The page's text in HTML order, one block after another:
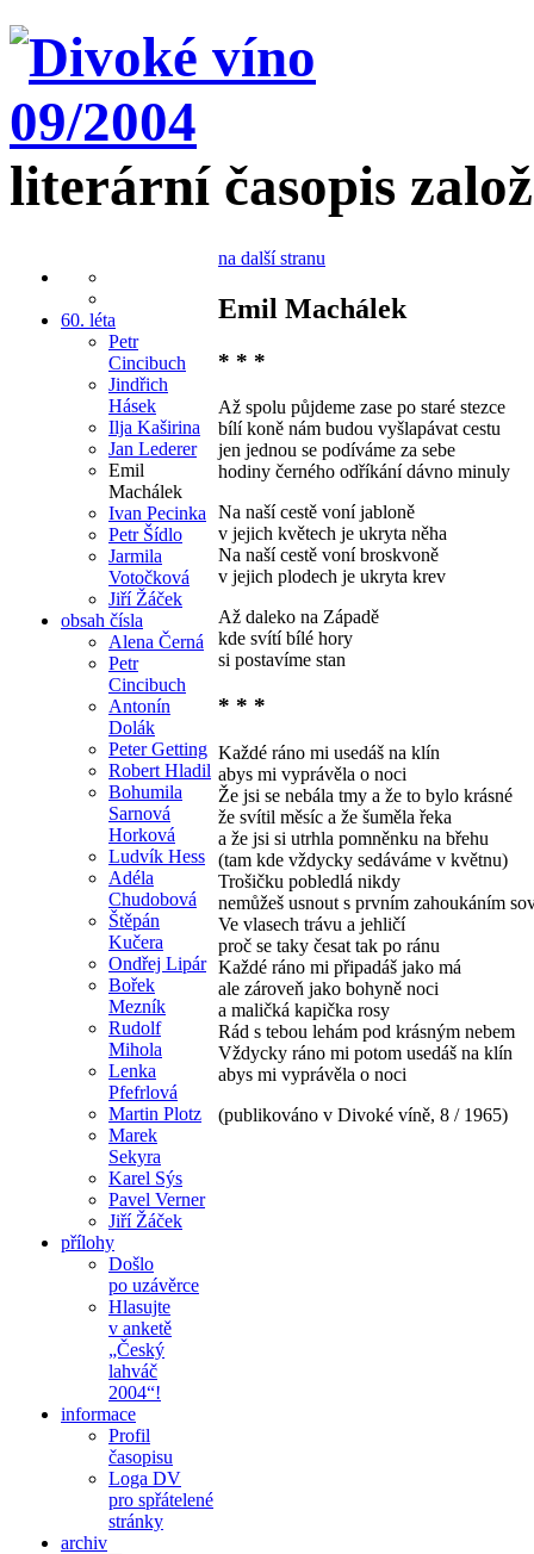
literární časopis
60. léta
Petr
Cincibuch
Jindřich
Hásek
Ilja Kaširina
Jan Lederer
Emil
Machálek
Ivan Pecinka
Petr Šídlo
Jarmila
Votočková
Jiří Žáček
obsah čísla
Alena Černá
Petr
Cincibuch
Antonín
Dolák
Peter Getting
Robert Hladil
Bohumila
Sarnová
Horková
Ludvík Hess
Adéla
Chudobová
Štěpán
Kučera
Ondřej Lipár
Bořek
Mezník
Rudolf
Mihola
Lenka
Pfefrlová
Martin Plotz
Marek
Sekyra
Karel Sýs
Pavel Verner
Jiří Žáček
přílohy
Došlo
po uzávěrce
Hlasujte
v anketě
„Český
lahváč
2004“!
informace
Profil
časopisu
Loga DV
pro spřátelené
stránky
archiv
na další stranu
Emil Machálek
* * *
Až spolu půjdeme zase po staré stezce
bílí koně nám budou vyšlapávat cestu
jen jednou se podíváme za sebe
hodiny černého odříkání dávno minuly
Na naší cestě voní jabloně
v jejich květech je ukryta něha
Na naší cestě voní broskvoně
v jejich plodech je ukryta krev
Až daleko na Západě
kde svítí bílé hory
si postavíme stan
* * *
Každé ráno mi usedáš na klín
abys mi vyprávěla o noci
Že jsi se nebála tmy a že to bylo krásné
že svítil měsíc a že šuměla řeka
a že jsi si utrhla pomněnku na břehu
(tam kde vždycky sedáváme v květnu)
Trošičku pobledlá nikdy
nemůžeš usnout s prvním zahoukáním
Ve vlasech trávu a jehličí
proč se taky česat tak po ránu
Každé ráno mi připadáš jako má
ale zároveň jako bohyně noci
a maličká kapička rosy
Rád s tebou lehám pod krásným nebem
Vždycky ráno mi potom usedáš na klín
abys mi vyprávěla o noci
(publikováno v Divoké víně, 8 / 1965)